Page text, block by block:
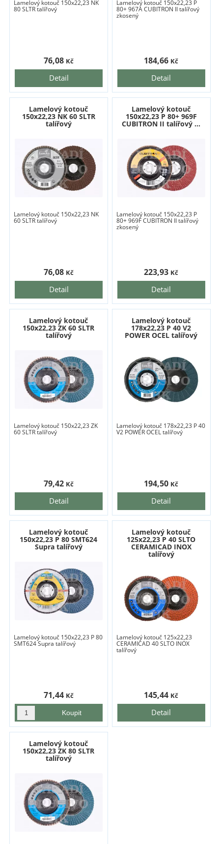
Lamelový kotouč 150x22,23 NK
80 SLTR talířový
Detail
76,08 Kč
Lamelový kotouč 150x22,23 P
80+ 967A CUBITRON II talířový
zkosený
Detail
184,66 Kč
Lamelový kotouč
150x22,23 NK 60 SLTR
talířový
Lamelový kotouč 150x22,23 NK
60 SLTR talířový
Detail
76,08 Kč
Lamelový kotouč
150x22,23 P 80+ 969F
CUBITRON II talířový ...
Lamelový kotouč 150x22,23 P
80+ 969F CUBITRON II talířový
zkosený
Detail
223,93 Kč
Lamelový kotouč
150x22,23 ZK 60 SLTR
talířový
Lamelový kotouč 150x22,23 ZK
60 SLTR talířový
Detail
79,42 Kč
Lamelový kotouč
178x22,23 P 40 V2
POWER OCEL talířový
Lamelový kotouč 178x22,23 P 40
V2 POWER OCEL talířový
Detail
194,50 Kč
Lamelový kotouč
150x22,23 P 80 SMT624
Supra talířový
Lamelový kotouč 150x22,23 P 80
SMT624 Supra talířový
71,44 Kč
Lamelový kotouč
125x22,23 P 40 SLTO
CERAMICAD INOX
talířový
Lamelový kotouč 125x22,23
CERAMICAD 40 SLTO INOX
talířový
Detail
145,44 Kč
Lamelový kotouč
150x22,23 ZK 80 SLTR
talířový